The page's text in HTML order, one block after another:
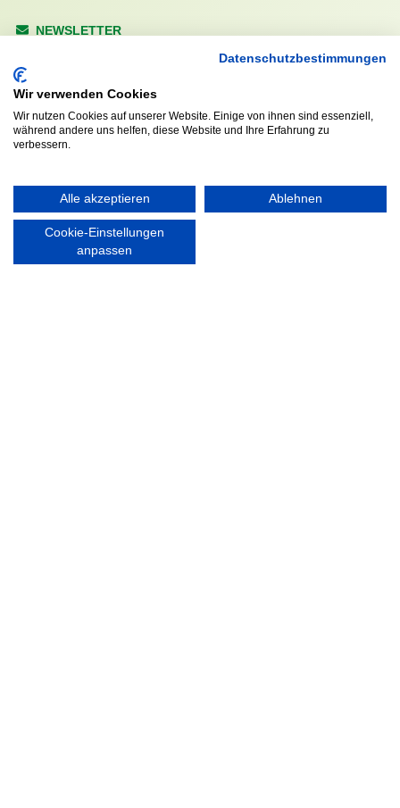
Datenschutzbestimmungen
Wir verwenden Cookies
Wir nutzen Cookies auf unserer Website. Einige von ihnen sind essenziell,
während andere uns helfen, diese Website und Ihre Erfahrung zu
verbessern.
Alle akzeptieren Ablehnen
Cookie-Einstellungen
anpassen
NEWSLETTER
KONTAKT
Walddörfer Sportverein
Halenreie 32-34
22359 Hamburg
ÖFFNUNGS- UND
SERVICEZEITEN: